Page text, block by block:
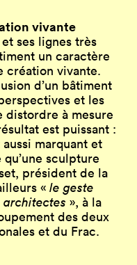
vivante
ses lignes très
un caractère
création vivante.
d’un bâtiment
et les
distordre à mesure
est puissant :
marquant et
qu’une sculpture
président de la
« le geste
», à la
des deux
et du Frac.